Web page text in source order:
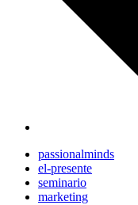
passionalminds
el-presente
seminario
marketing